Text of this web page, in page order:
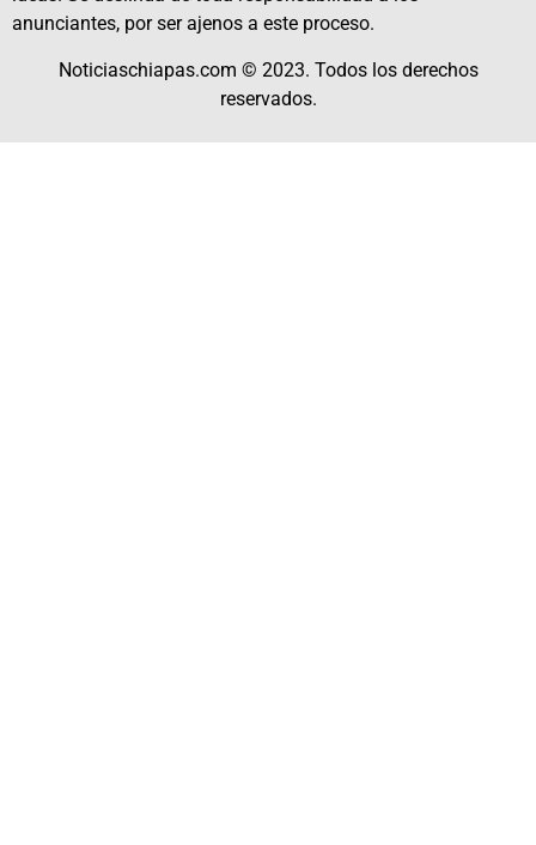
anunciantes, por ser ajenos a este proceso.
Noticiaschiapas.com © 2023. Todos los derechos
reservados.